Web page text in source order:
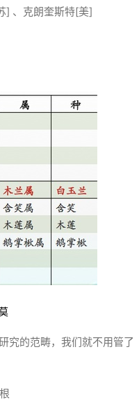
] 、克朗奎斯特[美]
究的范畴，我们就不用管了